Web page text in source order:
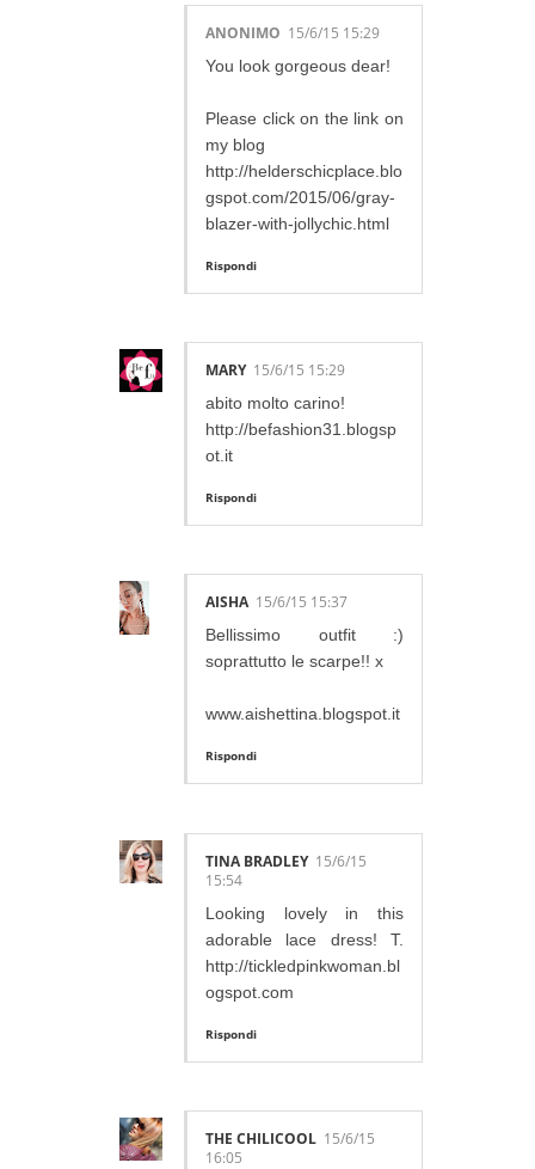
ANONIMO 15/6/15 15:29
You look gorgeous dear!
Please click on the link on
my blog
http://helderschicplace.blo
gspot.com/2015/06/gray-
blazer-with-jollychic.html
Rispondi
MARY 15/6/15 15:29
abito molto carino!
http://befashion31.blogsp
ot.it
Rispondi
AISHA 15/6/15 15:37
Bellissimo outfit :)
soprattutto le scarpe!! x
www.aishettina.blogspot.it
Rispondi
TINA BRADLEY 15/6/15
15:54
Looking lovely in this
adorable lace dress! T.
http://tickledpinkwoman.bl
ogspot.com
Rispondi
THE CHILICOOL 15/6/15
16:05